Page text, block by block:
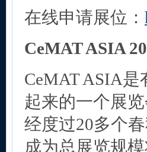
在线申请展位：
CeMAT ASIA
CeMAT ASIA
起来的一个展
经度过20多个
成为总展览规